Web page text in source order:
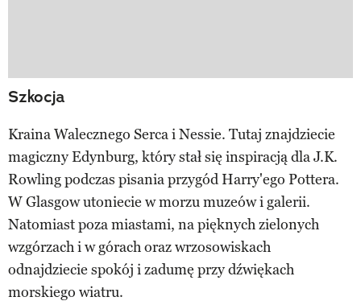
Szkocja
Kraina Walecznego Serca i Nessie. Tutaj znajdziecie
magiczny Edynburg, który stał się inspiracją dla J.K.
Rowling podczas pisania przygód Harry'ego Pottera.
W Glasgow utoniecie w morzu muzeów i galerii.
Natomiast poza miastami, na pięknych zielonych
wzgórzach i w górach oraz wrzosowiskach
odnajdziecie spokój i zadumę przy dźwiękach
morskiego wiatru.